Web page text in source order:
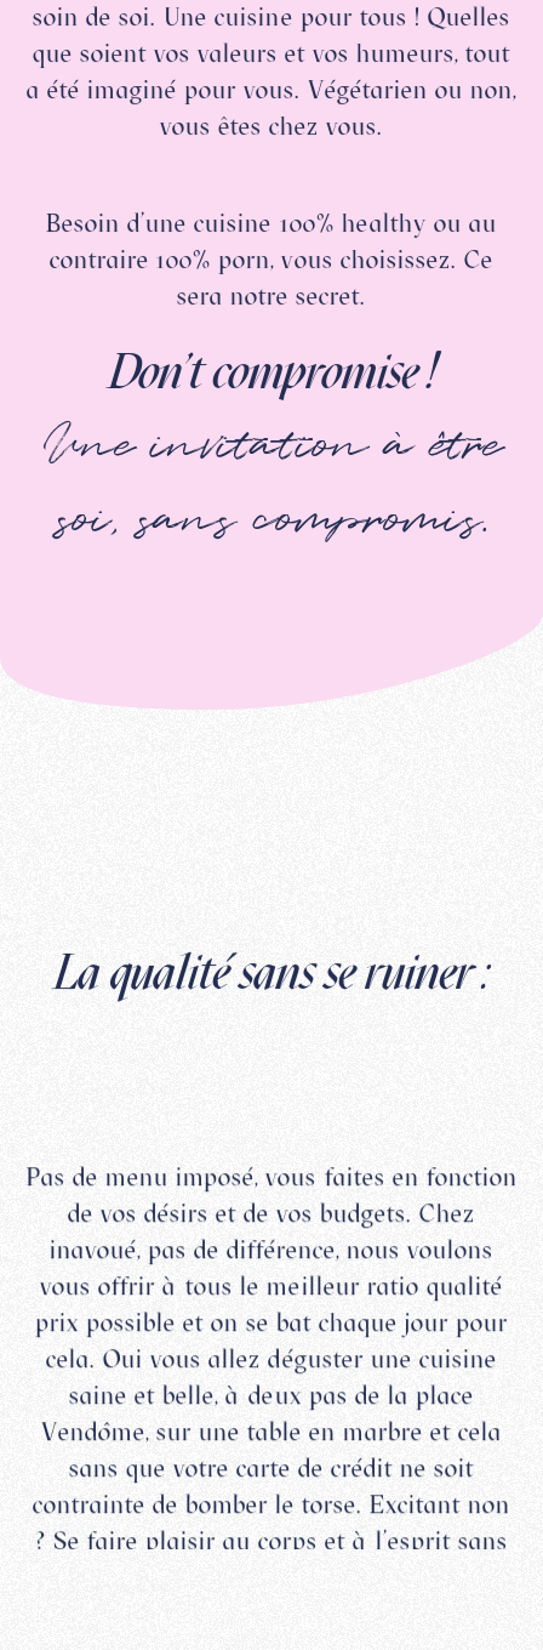
soin de soi. Une cuisine pour tous ! Quelles
que soient vos valeurs et vos humeurs, tout
a été imaginé pour vous. Végétarien ou non,
vous êtes chez vous.
Besoin d’une cuisine 100% healthy ou au
contraire 100% porn, vous choisissez. Ce
sera notre secret.
Don't compromise !
Une invitation à être
soi, sans compromis.
La qualité sans se ruiner :
Pas de menu imposé, vous faites en fonction
de vos désirs et de vos budgets. Chez
inavoué, pas de différence, nous voulons
vous offrir à tous le meilleur ratio qualité
prix possible et on se bat chaque jour pour
cela. Oui vous allez déguster une cuisine
saine et belle, à deux pas de la place
Vendôme, sur une table en marbre et cela
sans que votre carte de crédit ne soit
contrainte de bomber le torse. Excitant non
? Se faire plaisir au corps et à l’esprit sans